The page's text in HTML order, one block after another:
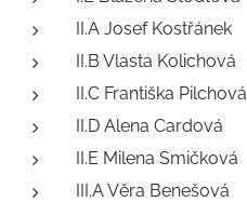
II.A Josef Kostřánek
II.B Vlasta Kolichová
II.C Františka Pilchová
II.D Alena Cardová
II.E Milena Smičková
III.A Věra Benešová